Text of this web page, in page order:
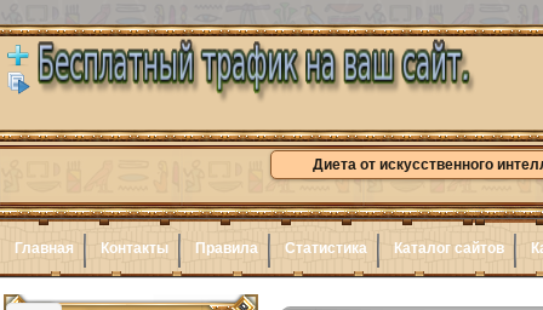
Диета от искусственного
Главная Контакты Правила Статистика Каталог сайтов